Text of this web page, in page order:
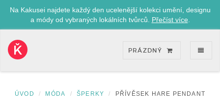
Na Kakusei najdete každý den ucelenější kolekci umění, designu
a módy od vybraných lokálních tvůrců. Přečíst více
přejít
úvodní
PRÁZDNÝ
ÚVOD MÓDA ŠPERKY PŘÍVĚSEK HARE PENDANT